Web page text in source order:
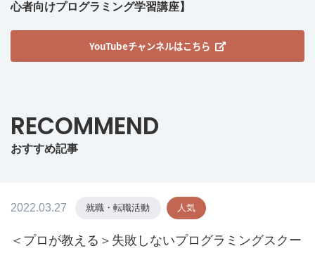
心者向けプログラミング学習講座】
YouTubeチャンネルはこちら
RECOMMEND
おすすめ記事
2022.03.27 就職・転職活動 人気
＜プロが教える＞失敗しないプログラミングスクー